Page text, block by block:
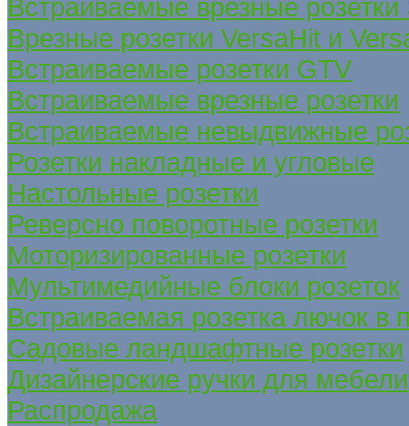
Встраиваемые врезные розетки
Врезные розетки VersaHit и
Встраиваемые розетки GTV
Встраиваемые врезные розетки
Встраиваемые невыдвижные
Розетки накладные и угловые
Настольные розетки
Реверсно поворотные розетки
Моторизированные розетки
Мультимедийные блоки розеток
Встраиваемая розетка лючок в
Садовые ландшафтные розетки
Дизайнерские ручки для мебели
Распродажа